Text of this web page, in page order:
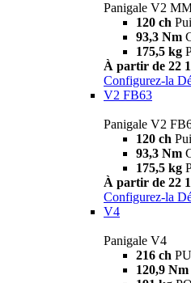
Panigale V2
120 ch
93,3 Nm
175,5 kg
À partir de 22
Configurez-la
V2 FB63
Panigale V2
120 ch
93,3 Nm
175,5 kg
À partir de 22
Configurez-la
V4
Panigale V4
216 ch
120,9 Nm